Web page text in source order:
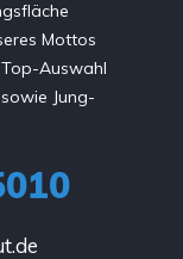
Mottos
Auswahl
Jung-